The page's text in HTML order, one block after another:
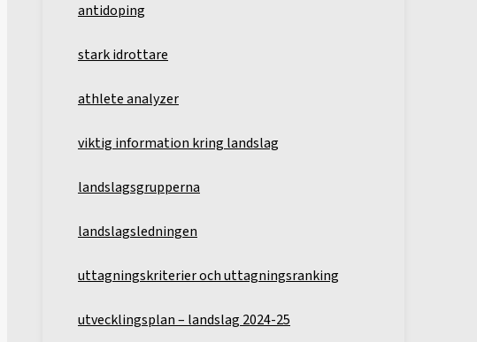
antidoping
stark idrottare
athlete analyzer
viktig information kring landslag
landslagsgrupperna
landslagsledningen
uttagningskriterier och uttagningsranking
utvecklingsplan – landslag 2024-25